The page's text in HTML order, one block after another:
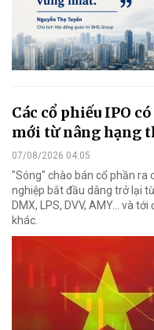
Các cổ phiếu IPO
mới từ nâng hạng
07/08/2026 04:05
"Sóng" chào bán cổ phần ra
nghiệp bắt đầu dâng trở lại
DMX, LPS, DVV, AMY... và
khác.